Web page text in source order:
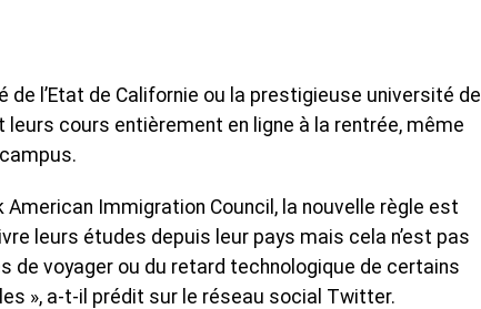
de l’Etat de Californie ou la prestigieuse université de
leurs cours entièrement en ligne à la rentrée, même
American Immigration Council, la nouvelle règle est
leurs études depuis leur pays mais cela n’est pas
de voyager ou du retard technologique de certains
», a-t-il prédit sur le réseau social Twitter.